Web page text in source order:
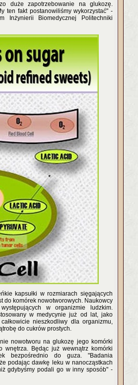
duże zapotrzebowanie na glukozę.
ten fakt postanowiliśmy wykorzystać" -
Inżynierii Biomedycznej Politechniki
kapsułki w rozmiarach sięgających
do komórek nowotworowych. Naukowcy
w organizmie ludzkim.
w medycynie już od lat, jako
nieszkodliwy dla organizmu,
do cukrów prostych.
nowotworu na glukozę jego komórki
wnętrza. Będąc już wewnątrz komórki
bezpośrednio do guza. "Badania
podając dawkę leku w nanocząstkach
gdybyśmy podali go w inny sposób" -